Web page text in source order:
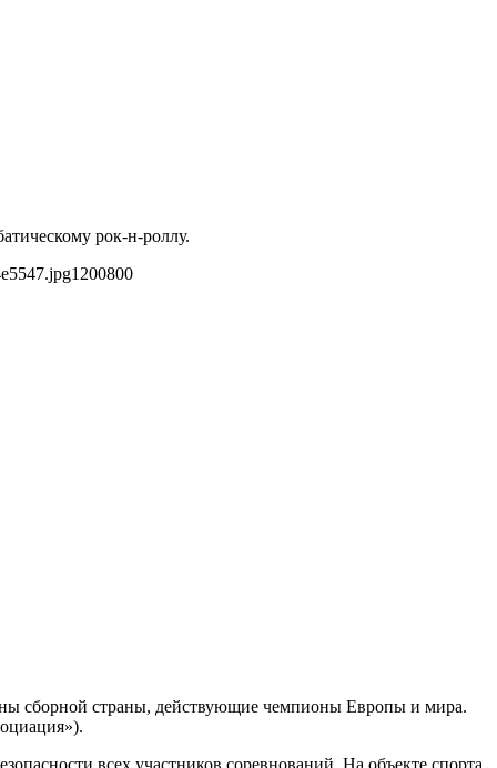
рок-н-роллу.
1200800
сборной страны, действующие чемпионы Европы и мира.